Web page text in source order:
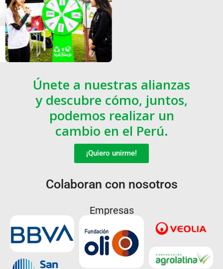
Únete a nuestras alianzas
y descubre cómo, juntos,
podemos realizar un
cambio en el Perú.
¡Quiero unirme!
Colaboran con nosotros
Empresas